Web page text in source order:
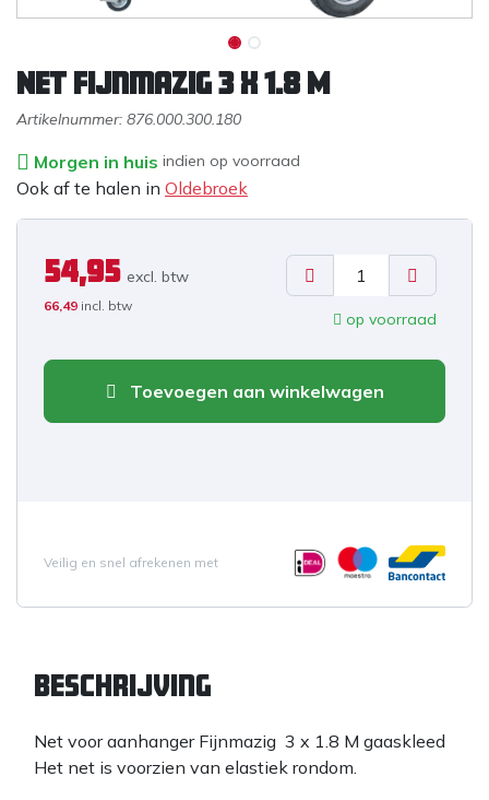
Net Fijnmazig 3 x 1.8 M
Artikelnummer: 876.000.300.180
Morgen in huis indien op voorraad
Ook af te halen in Oldebroek
54,95 excl. btw
66,49 incl. btw
op voorraad
Toevoegen aan winkelwagen
Veilig en snel afrekenen met
Beschrijving
Net voor aanhanger Fijnmazig 3 x 1.8 M gaaskleed
Het net is voorzien van elastiek rondom.